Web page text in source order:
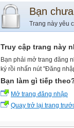
Bạn
Trang này yêu
Truy cập trang này
Bạn phải mở trang đăng
ký rồi nhấn nút "Đăng
Bạn làm gì tiếp
Mở trang đăng nhập
Quay trở lại trang